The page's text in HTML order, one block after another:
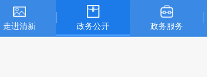
走进清新 政务公开 政务服务